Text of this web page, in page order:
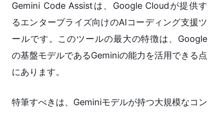
Gemini Code Assistは、Google Cloudが提供す
るエンタープライズ向けのAIコーディング支援ツ
ールです。このツールの最大の特徴は、Google
の基盤モデルであるGeminiの能力を活用できる点
にあります。
特筆すべきは、Geminiモデルが持つ大規模なコン